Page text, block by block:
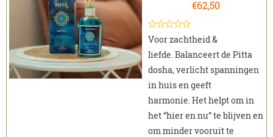
€62,50
Voor zachtheid &
liefde. Balanceert de Pitta
dosha, verlicht spanningen
in huis en geeft
harmonie. Het helpt om in
het “hier en nu” te blijven en
om minder vooruit te